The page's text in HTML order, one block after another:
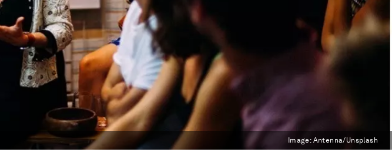
Image: Antenna/Unsplash